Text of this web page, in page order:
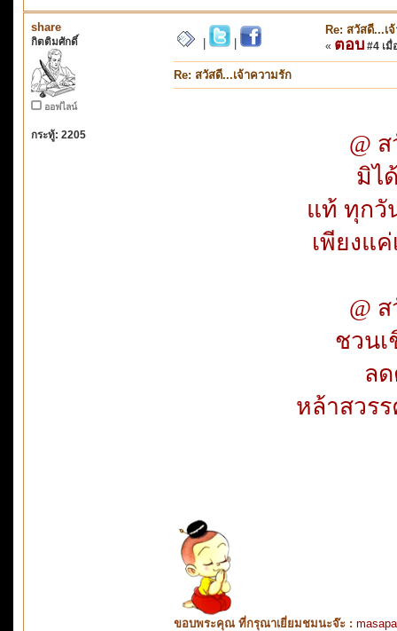
share
กิตติมศักดิ์
ออฟไลน์
กระทู้: 2205
Re: สวัสดี...เ
« ตอบ #4 เมื่
Re: สวัสดี...เจ้าความรัก
@
มิไ
แท้ ทุกวั
เพียงแ
@
ชวน
ล
หล้าสวร
ขอบพระคุณ ที่กรุณาเยี่ยมชมนะจ๊ะ :